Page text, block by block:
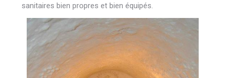
sanitaires bien propres et bien équipés.